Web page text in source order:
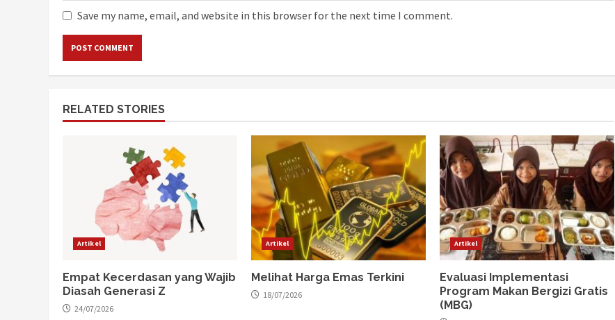
Save my name, email, and website in this browser for the next time I comment.
RELATED STORIES
Artikel
Empat Kecerdasan yang Wajib
Diasah Generasi Z
24/07/2026
Artikel
Melihat Harga Emas Terkini
18/07/2026
Artikel
Evaluasi Implementasi
Program Makan Bergizi Gratis
(MBG)